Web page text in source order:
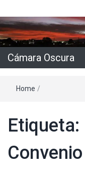
Cámara Oscura
Home /
Etiqueta:
Convenio